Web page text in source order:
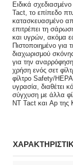
Ειδικά
Tact, το επίπεδο
κατασκευασμένο
επιτρέπει τη
και υγρών, ακόμα
Πιστοποιημένο για
διαχωρισμού
για την
χρήση ενός σετ
φίλτρο Safety/
υγρασία, διαθέτει
σύγχυση με άλλα
NT Tact και Ap της